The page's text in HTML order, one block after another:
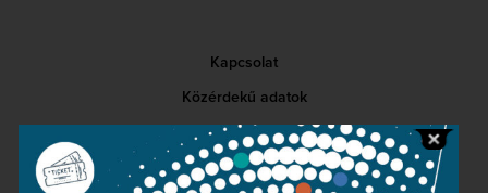
Kapcsolat
Közérdekű adatok
Sajtószoba
Adatvédelem